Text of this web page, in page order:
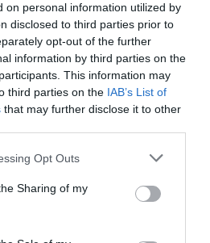
on personal information utilized by
disclosed to third parties prior to
opt-out of the further
information by third parties on the
This information may
third parties on the IAB’s List of
that may further disclose it to other
app uses one or more Google
behaviour. You may click to
and its third-party tags to
purposes in below Google
Opt Outs
Sharing of my
στην αρμόδια
στην Google